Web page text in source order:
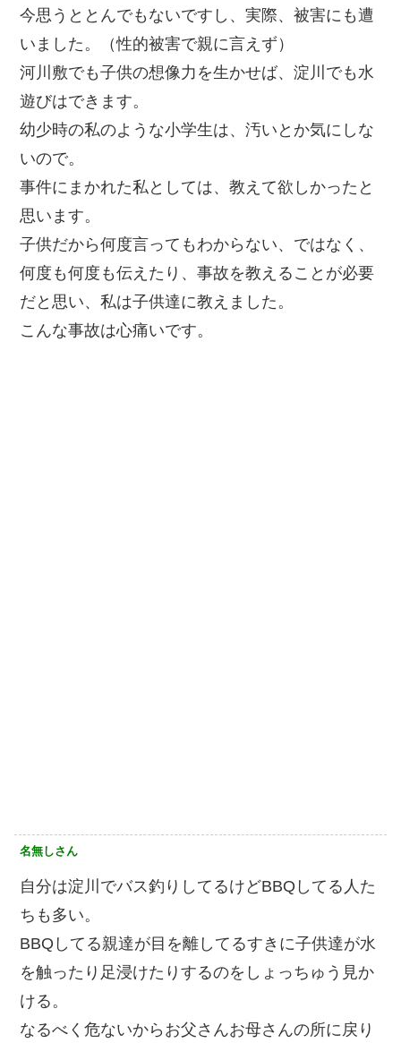
今思うととんでもないですし、実際、被害にも遭
いました。（性的被害で親に言えず）
河川敷でも子供の想像力を生かせば、淀川でも水
遊びはできます。
幼少時の私のような小学生は、汚いとか気にしな
いので。
事件にまかれた私としては、教えて欲しかったと
思います。
子供だから何度言ってもわからない、ではなく、
何度も何度も伝えたり、事故を教えることが必要
だと思い、私は子供達に教えました。
こんな事故は心痛いです。
名無しさん
自分は淀川でバス釣りしてるけどBBQしてる人た
ちも多い。
BBQしてる親達が目を離してるすきに子供達が水
を触ったり足浸けたりするのをしょっちゅう見か
ける。
なるべく危ないからお父さんお母さんの所に戻り